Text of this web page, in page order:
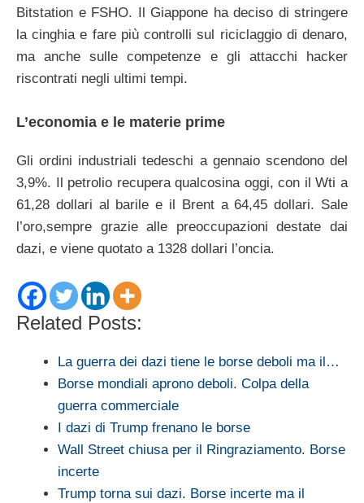
Bitstation e FSHO. Il Giappone ha deciso di stringere
la cinghia e fare più controlli sul riciclaggio di denaro,
ma anche sulle competenze e gli attacchi hacker
riscontrati negli ultimi tempi.
L’economia e le materie prime
Gli ordini industriali tedeschi a gennaio scendono del
3,9%. Il petrolio recupera qualcosina oggi, con il Wti a
61,28 dollari al barile e il Brent a 64,45 dollari. Sale
l’oro,sempre grazie alle preoccupazioni destate dai
dazi, e viene quotato a 1328 dollari l’oncia.
Related Posts:
La guerra dei dazi tiene le borse deboli ma il…
Borse mondiali aprono deboli. Colpa della
guerra commerciale
I dazi di Trump frenano le borse
Wall Street chiusa per il Ringraziamento. Borse
incerte
Trump torna sui dazi. Borse incerte ma il